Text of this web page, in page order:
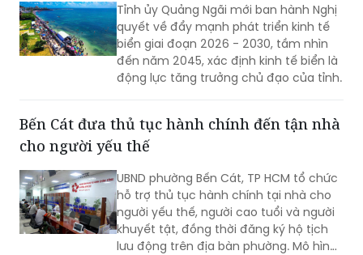
Tỉnh ủy Quảng Ngãi mới ban hành Nghị
quyết về đẩy mạnh phát triển kinh tế
biển giai đoạn 2026 - 2030, tầm nhìn
đến năm 2045, xác định kinh tế biển là
động lực tăng trưởng chủ đạo của tỉnh.
Bến Cát đưa thủ tục hành chính đến tận nhà
cho người yếu thế
UBND phường Bến Cát, TP HCM tổ chức
hỗ trợ thủ tục hành chính tại nhà cho
người yếu thế, người cao tuổi và người
khuyết tật, đồng thời đăng ký hộ tịch
lưu động trên địa bàn phường. Mô hình